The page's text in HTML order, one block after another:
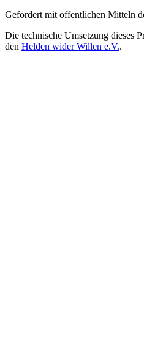
Gefördert mit öffentlichen Mitteln
Die technische Umsetzung dieses
den Helden wider Willen e.V..